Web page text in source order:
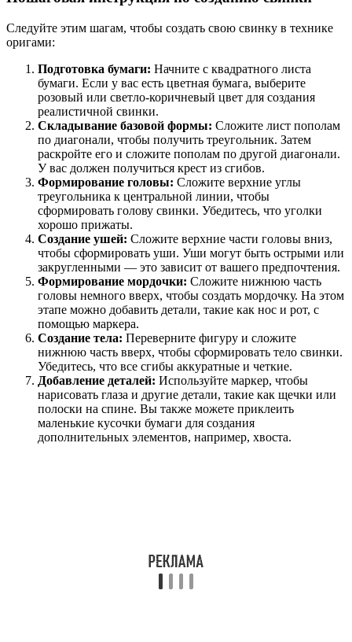
Следуйте этим шагам, чтобы создать свою свинку в технике
оригами:
Подготовка бумаги: Начните с квадратного листа
бумаги. Если у вас есть цветная бумага, выберите
розовый или светло-коричневый цвет для создания
реалистичной свинки.
Складывание базовой формы: Сложите лист пополам
по диагонали, чтобы получить треугольник. Затем
раскройте его и сложите пополам по другой диагонали.
У вас должен получиться крест из сгибов.
Формирование головы: Сложите верхние углы
треугольника к центральной линии, чтобы
сформировать голову свинки. Убедитесь, что уголки
хорошо прижаты.
Создание ушей: Сложите верхние части головы вниз,
чтобы сформировать уши. Уши могут быть острыми или
закругленными — это зависит от вашего предпочтения.
Формирование мордочки: Сложите нижнюю часть
головы немного вверх, чтобы создать мордочку. На этом
этапе можно добавить детали, такие как нос и рот, с
помощью маркера.
Создание тела: Переверните фигуру и сложите
нижнюю часть вверх, чтобы сформировать тело свинки.
Убедитесь, что все сгибы аккуратные и четкие.
Добавление деталей: Используйте маркер, чтобы
нарисовать глаза и другие детали, такие как щечки или
полоски на спине. Вы также можете приклеить
маленькие кусочки бумаги для создания
дополнительных элементов, например, хвоста.